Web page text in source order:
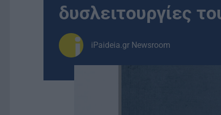
δυσλειτουργίες
iPaideia.gr Newsroom